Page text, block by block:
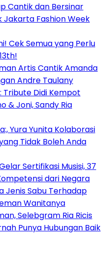
Cantik dan Bersinar
Jakarta Fashion Week
Cek Semua yang Perlu
Artis Cantik Amanda
Andre Taulany
Tribute Didi Kempot
& Joni, Sandy Ria
Yura Yunita Kolaborasi
Tidak Boleh Anda
Sertifikasi Musisi, 37
dari Negara
Jenis Sabu Terhadap
Wanitanya
Selebgram Ria Ricis
Punya Hubungan Baik